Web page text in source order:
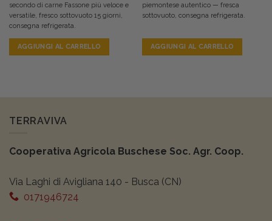
secondo di carne Fassone più veloce e
versatile, fresco sottovuoto 15 giorni,
consegna refrigerata.
AGGIUNGI AL CARRELLO
piemontese autentico — fresca
sottovuoto, consegna refrigerata.
AGGIUNGI AL CARRELLO
TERRAVIVA
Cooperativa Agricola Buschese Soc. Agr. Coop.
Via Laghi di Avigliana 140 - Busca (CN)
0171946724